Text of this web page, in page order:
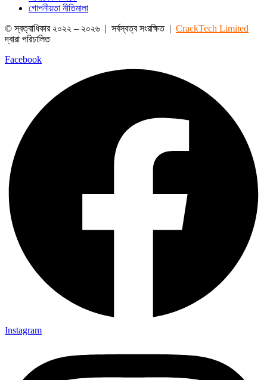
গোপনীয়তা নীতিমালা
© স্বত্বাধিকার ২০২২ – ২০২৬ | সর্বস্বত্ব সংরক্ষিত | CrackTech Limited
দ্বারা পরিচালিত
Facebook
Instagram